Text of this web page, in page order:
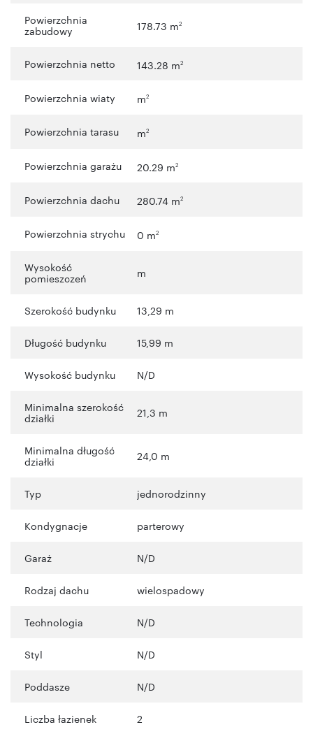
Powierzchnia
zabudowy
178.73 m2
Powierzchnia netto 143.28 m2
Powierzchnia wiaty m2
Powierzchnia tarasu m2
Powierzchnia garażu 20.29 m2
Powierzchnia dachu 280.74 m2
Powierzchnia strychu 0 m2
Wysokość
pomieszczeń
m
Szerokość budynku 13,29 m
Długość budynku 15,99 m
Wysokość budynku N/D
Minimalna szerokość
działki
21,3 m
Minimalna długość
działki
24,0 m
Typ jednorodzinny
Kondygnacje parterowy
Garaż N/D
Rodzaj dachu wielospadowy
Technologia N/D
Styl N/D
Poddasze N/D
Liczba łazienek 2